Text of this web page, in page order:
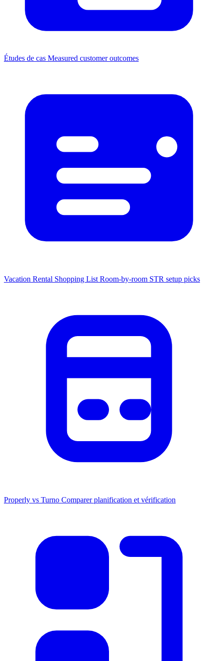
Études de cas Measured customer outcomes
Vacation Rental Shopping List Room-by-room STR setup picks
Properly vs Turno Comparer planification et vérification